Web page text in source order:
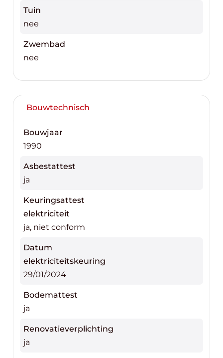
Tuin
nee
Zwembad
nee
Bouwtechnisch
Bouwjaar
1990
Asbestattest
ja
Keuringsattest
elektriciteit
ja, niet conform
Datum
elektriciteitskeuring
29/01/2024
Bodemattest
ja
Renovatieverplichting
ja